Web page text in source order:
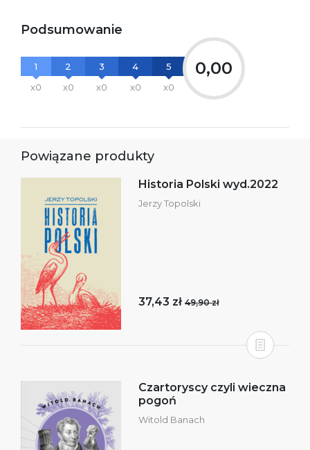
Podsumowanie
1
x0
2
x0
3
x0
4
x0
5
x0
0,00
Powiązane produkty
Historia Polski wyd.2022
Jerzy Topolski
37,43 zł 49,90 zł
Czartoryscy czyli wieczna
pogoń
Witold Banach